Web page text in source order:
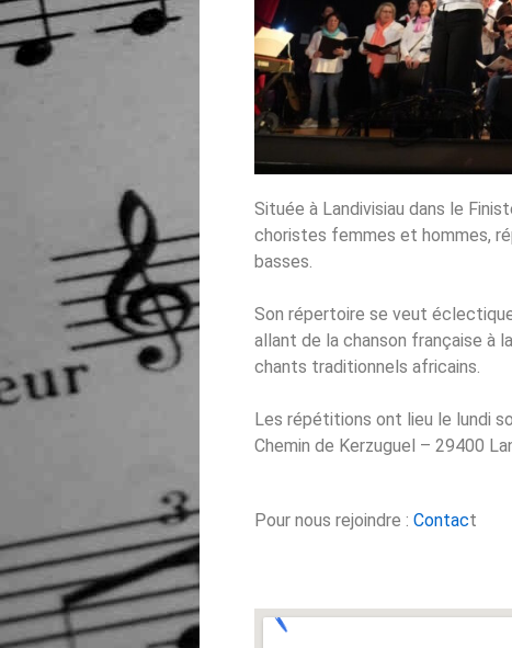
Située à Landivisiau dans le
choristes femmes et hommes,
basses.
Son répertoire se veut
allant de la chanson française à
chants traditionnels africains.
Les répétitions ont lieu le lundi
Chemin de Kerzuguel – 29400
Pour nous rejoindre : Contact